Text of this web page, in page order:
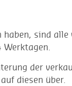
sind alle
der
diesen über.